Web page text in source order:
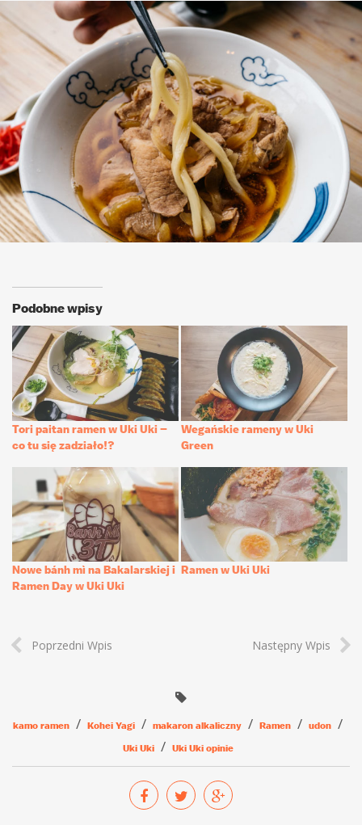
Podobne wpisy
Tori paitan ramen w Uki Uki –
co tu się zadziało!?
Wegańskie rameny w Uki
Green
Nowe bánh mì na Bakalarskiej i
Ramen Day w Uki Uki
Ramen w Uki Uki
Poprzedni Wpis Następny Wpis
kamo ramen Kohei Yagi makaron alkaliczny Ramen
udon
Uki Uki
Uki Uki opinie